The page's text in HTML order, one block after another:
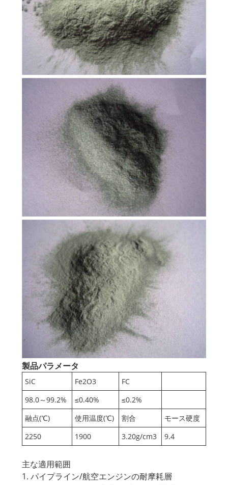
製品パラメータ
SiC Fe2O3
FC
98.0～99.2%
≤0.40%
≤0.2%
融点(℃)
使用温度(℃) 割合
モース硬度
2250
1900 3.20g/cm3 9.4
主な適用範囲
1. パイプライン/航空エンジンの耐摩耗層